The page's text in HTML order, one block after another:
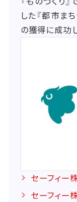
した『都市ま
の獲得に成功
セーフィ
セーフィー